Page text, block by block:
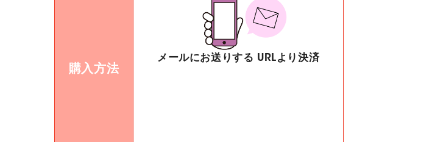
購入方法
メールにお送りする URLより決済